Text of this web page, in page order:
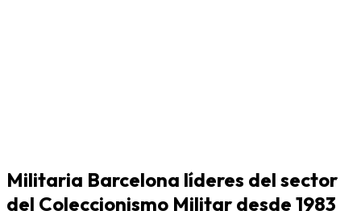
Militaria Barcelona líderes del sector
del Coleccionismo Militar desde 1983